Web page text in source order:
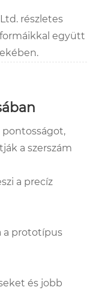
részletes
együtt
a szerszám
a precíz
a prototípus
és jobb